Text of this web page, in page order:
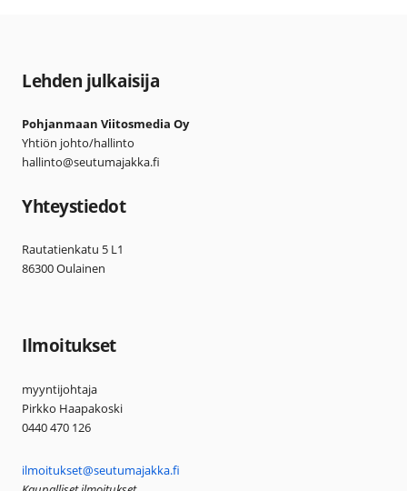
Lehden julkaisija
Pohjanmaan Viitosmedia Oy
Yhtiön johto/hallinto
hallinto@seutumajakka.fi
Yhteystiedot
Rautatienkatu 5 L1
86300 Oulainen
Ilmoitukset
myyntijohtaja
Pirkko Haapakoski
0440 470 126
ilmoitukset@seutumajakka.fi